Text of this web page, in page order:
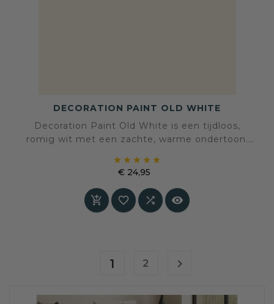
DECORATION PAINT OLD WHITE
Decoration Paint Old White is een tijdloos,
romig wit met een zachte, warme ondertoon.
licht in iedere ruimte en vormt een perfecte
basis voor meubels, wanden en accessoires.
Past prachtig bij natuurlijke materialen en
klassieke én moderne interieurs.
    
€ 24,95
   
1 2 